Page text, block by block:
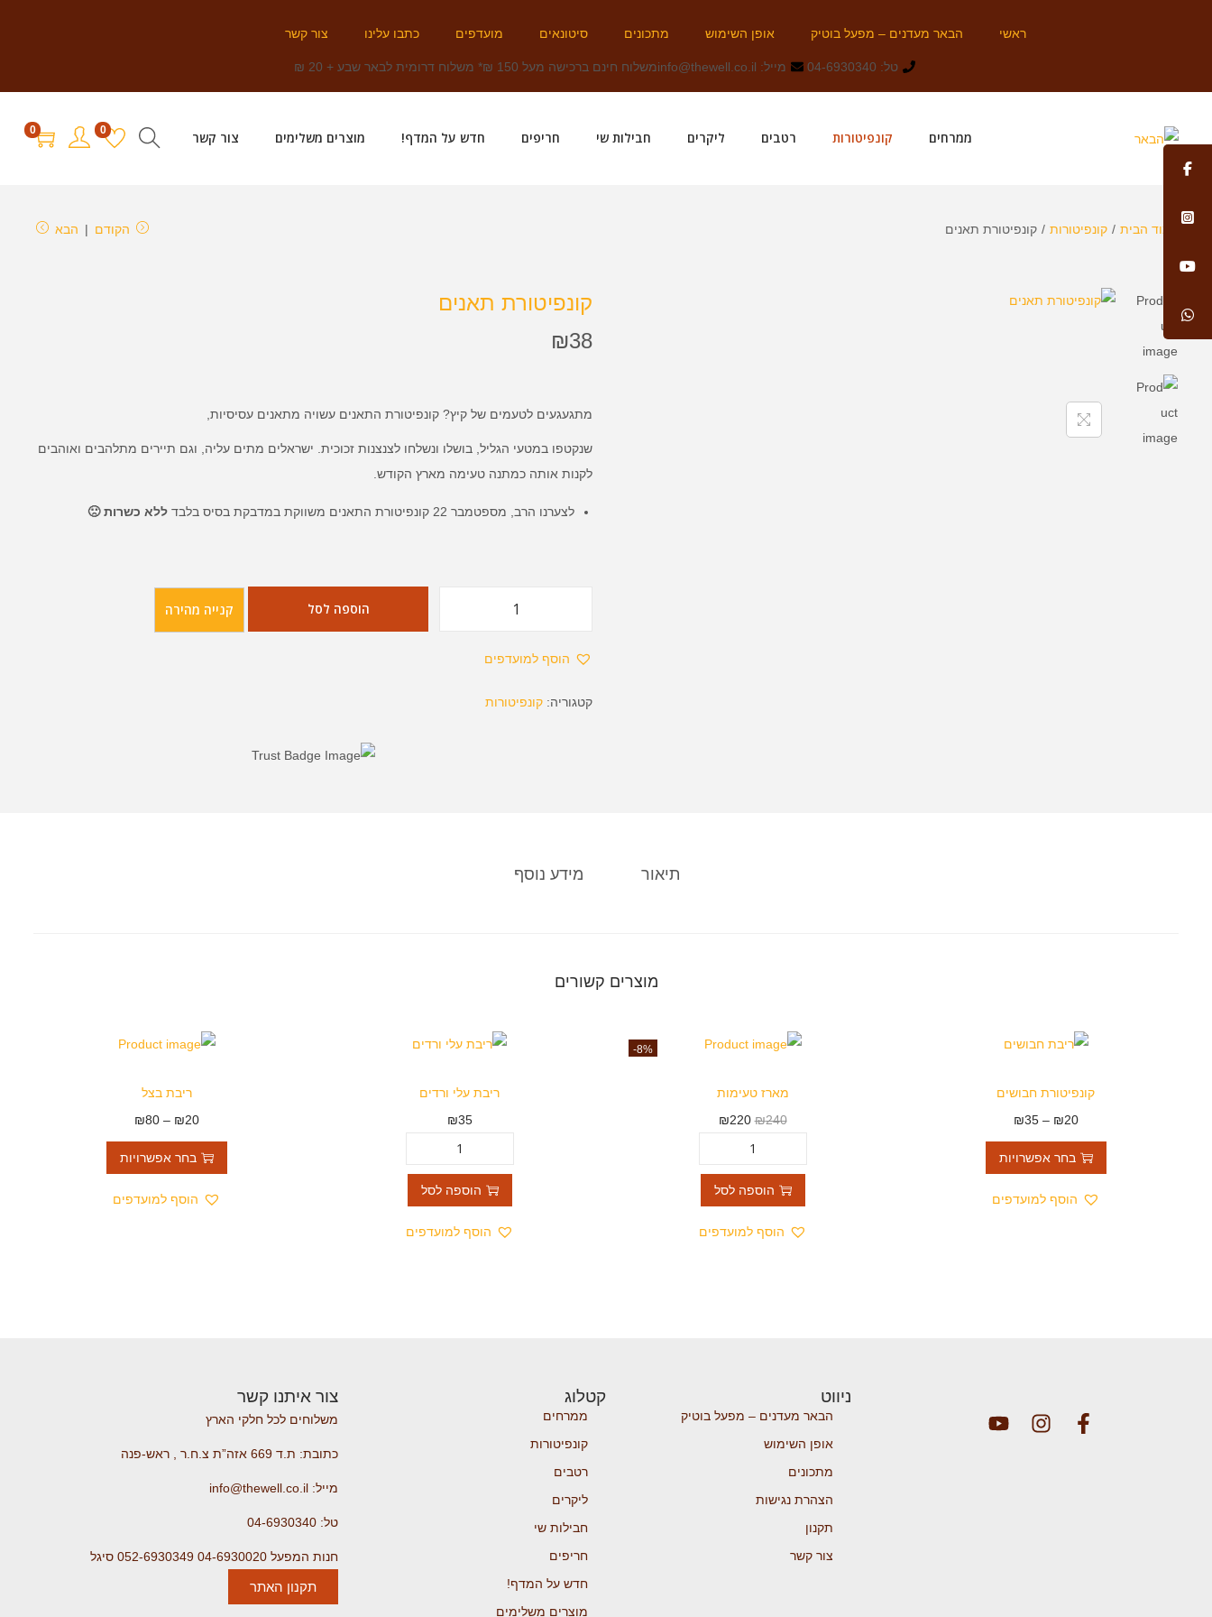
ראשי הבאר מעדנים – מפעל בוטיק אופן השימוש מתכונים סיטונאים מועדפים כתבו עלינו צור קשר
טל: 04-6930340 מייל: info@thewell.co.il משלוח חינם ברכישה מעל 150 ₪ * משלוח דרומית לבאר שבע + 20 ₪
ממרחים קונפיטורות רטבים ליקרים חבילות שי חריפים חדש על המדף! מוצרים משלימים צור קשר 0
0
עמוד הבית / קונפיטורות / קונפיטורת תאנים הקודם הבא
קונפיטורת תאנים
₪38
מתגעגעים לטעמים של קיץ? קונפיטורת התאנים עשויה מתאנים עסיסיות,
שנקטפו במטעי הגליל, בושלו ונשלחו לצנצנות זכוכית. ישראלים מתים עליה, וגם תיירים מתלהבים ואוהבים
לקנות אותה כמתנה טעימה מארץ הקודש.
לצערנו הרב, מספטמבר 22 קונפיטורת התאנים משווקת במדבקת בסיס בלבד ללא כשרות 🙁
הוספה לסל קנייה מהירה
הוסף למועדפים
קטגוריה: קונפיטורות
תיאור מידע נוסף
מוצרים קשורים
קונפיטורת חבושים
₪20
–
₪35
בחר אפשרויות
הוסף למועדפים
-8%
מארז טעימות
₪240
₪220
הוספה לסל
הוסף למועדפים
ריבת עלי ורדים
₪35
הוספה לסל
הוסף למועדפים
ריבת בצל
₪20
–
₪80
בחר אפשרויות
הוסף למועדפים
ניווט
הבאר מעדנים – מפעל בוטיק
אופן השימוש
מתכונים
הצהרת נגישות
תקנון
צור קשר
קטלוג
ממרחים
קונפיטורות
רטבים
ליקרים
חבילות שי
חריפים
חדש על המדף!
מוצרים משלימים
צור איתנו קשר
משלוחים לכל חלקי הארץ
כתובת: ת.ד 669 אזה”ת צ.ח.ר , ראש-פנה
מייל: info@thewell.co.il
טל: 04-6930340
חנות המפעל 04-6930020 052-6930349 סיגל
תקנון האתר